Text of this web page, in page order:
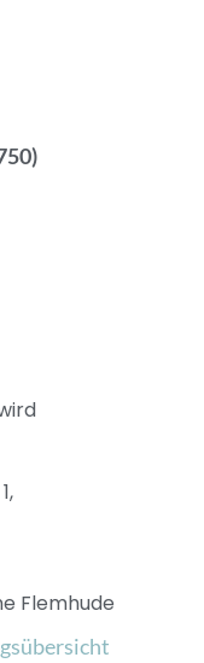
Flemhude